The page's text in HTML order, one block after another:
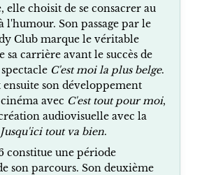
elle choisit de se consacrer au
l'humour. Son passage par le
Club marque le véritable
sa carrière avant le succès de
C'est moi la plus belge.
son développement
avec C'est tout pour moi,
audiovisuelle avec la
Jusqu'ici tout va bien.
constitue une période
son parcours. Son deuxième